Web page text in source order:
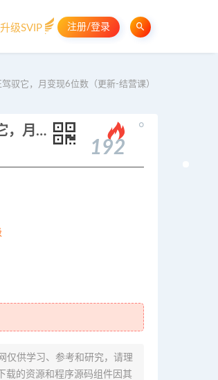
升级SVIP 注册/登录
驭它，月变现6位数（更新-结营课）
AI+小红书智能体特训营2.0：理解AI的思维方式才能真正驾驭它，月变现6位数（更新-结营课）
192
。
仅供学习、参考和研究，请理
载的资源和程序源码组件因其